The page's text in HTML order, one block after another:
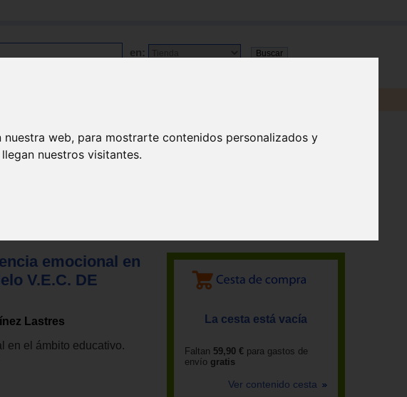
web, para mostrarte contenidos personalizados y
nuestros visitantes.
en:
emocional en
V.E.C. DE
Lastres
en el ámbito educativo.
La cesta está vacía
Faltan 59,90 € para gastos de
envío gratis
Ver contenido cesta